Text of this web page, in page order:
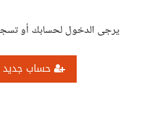
يرجى الدخول لحسابك أو
حساب جديد